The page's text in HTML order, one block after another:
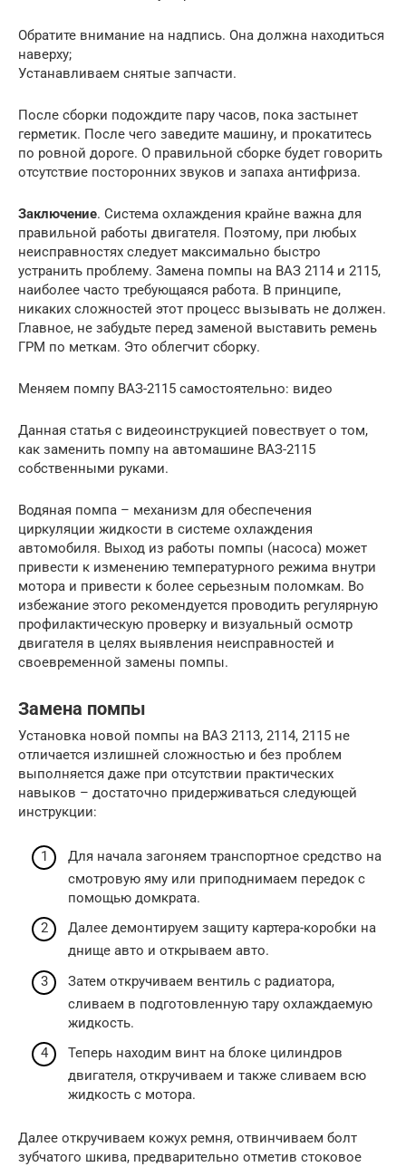
Обратите внимание на надпись. Она должна находиться
наверху;
Устанавливаем снятые запчасти.
После сборки подождите пару часов, пока застынет
герметик. После чего заведите машину, и прокатитесь
по ровной дороге. О правильной сборке будет говорить
отсутствие посторонних звуков и запаха антифриза.
Заключение. Система охлаждения крайне важна для
правильной работы двигателя. Поэтому, при любых
неисправностях следует максимально быстро
устранить проблему. Замена помпы на ВАЗ 2114 и 2115,
наиболее часто требующаяся работа. В принципе,
никаких сложностей этот процесс вызывать не должен.
Главное, не забудьте перед заменой выставить ремень
ГРМ по меткам. Это облегчит сборку.
Меняем помпу ВАЗ-2115 самостоятельно: видео
Данная статья с видеоинструкцией повествует о том,
как заменить помпу на автомашине ВАЗ-2115
собственными руками.
Водяная помпа – механизм для обеспечения
циркуляции жидкости в системе охлаждения
автомобиля. Выход из работы помпы (насоса) может
привести к изменению температурного режима внутри
мотора и привести к более серьезным поломкам. Во
избежание этого рекомендуется проводить регулярную
профилактическую проверку и визуальный осмотр
двигателя в целях выявления неисправностей и
своевременной замены помпы.
Замена помпы
Установка новой помпы на ВАЗ 2113, 2114, 2115 не
отличается излишней сложностью и без проблем
выполняется даже при отсутствии практических
навыков – достаточно придерживаться следующей
инструкции:
Для начала загоняем транспортное средство на
смотровую яму или приподнимаем передок с
помощью домкрата.
Далее демонтируем защиту картера-коробки на
днище авто и открываем авто.
Затем откручиваем вентиль с радиатора,
сливаем в подготовленную тару охлаждаемую
жидкость.
Теперь находим винт на блоке цилиндров
двигателя, откручиваем и также сливаем всю
жидкость с мотора.
Далее откручиваем кожух ремня, отвинчиваем болт
зубчатого шкива, предварительно отметив стоковое